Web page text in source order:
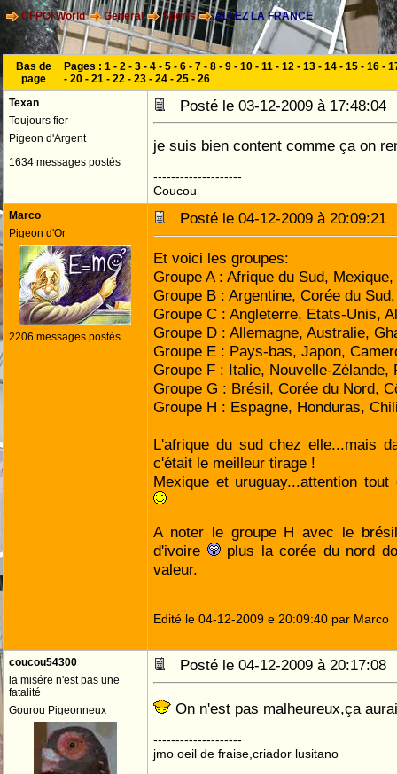
CFPOI World General Sports ALLEZ LA FRANCE
Bas de
page
Pages : 1 - 2 - 3 - 4 - 5 - 6 - 7 - 8 - 9 - 10 - 11 - 12 - 13 - 14 - 15 - 16 -
- 20 - 21 - 22 - 23 - 24 - 25 - 26
Texan
Toujours fier
Pigeon d'Argent
1634 messages postés
Posté le 03-12-2009 à
je suis bien content comme ça on
--------------------
Coucou
Marco
Pigeon d'Or
2206 messages postés
Posté le 04-12-2009 à
Et voici les groupes:
Groupe A : Afrique du Sud,
Groupe B : Argentine, Corée du
Groupe C : Angleterre, Etats-Unis,
Groupe D : Allemagne, Australie,
Groupe E : Pays-bas, Japon,
Groupe F : Italie, Nouvelle-Zélande,
Groupe G : Brésil, Corée du Nord,
Groupe H : Espagne, Honduras,
L'afrique du sud chez elle...mais
c'était le meilleur tirage !
Mexique et uruguay...attention
A noter le groupe H avec le
d'ivoire
plus la corée du nord
valeur.
Edité le 04-12-2009 e 20:09:40 par Marco
coucou54300
la misére n'est pas une
fatalité
Gourou Pigeonneux
Posté le 04-12-2009 à
On n'est pas malheureux,ça
--------------------
jmo oeil de fraise,criador lusitano